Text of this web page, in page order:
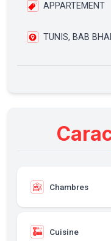
APPARTEMENT
TUNIS, BAB
Chambres
Cuisine